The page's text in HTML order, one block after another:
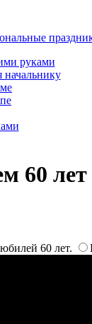
руками
начальнику
60
60 лет.